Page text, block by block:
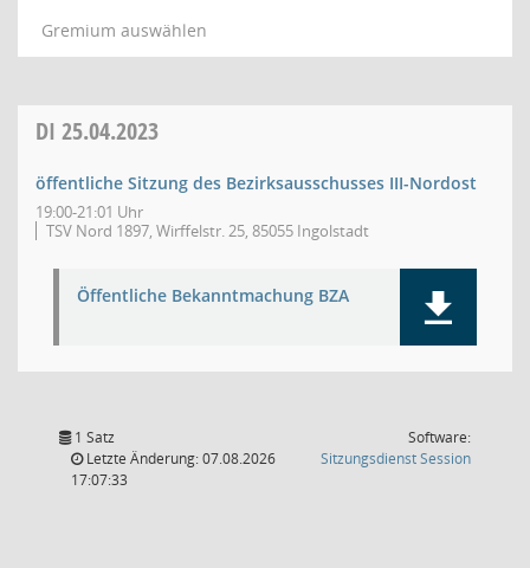
Gremium auswählen
DI 25.04.2023
öffentliche Sitzung des Bezirksausschusses III-Nordost
19:00-21:01 Uhr
TSV Nord 1897, Wirffelstr. 25, 85055 Ingolstadt
Öffentliche Bekanntmachung BZA
1 Satz
Letzte Änderung: 07.08.2026
17:07:33
Software:
SitzungsdienstSession(Wird in